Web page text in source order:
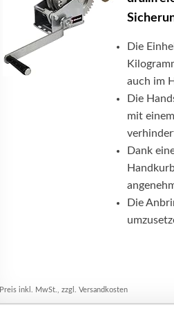
Die
auch im
Die
mit
Dank
Die
Preis inkl. MwSt., zzgl. Versandkosten